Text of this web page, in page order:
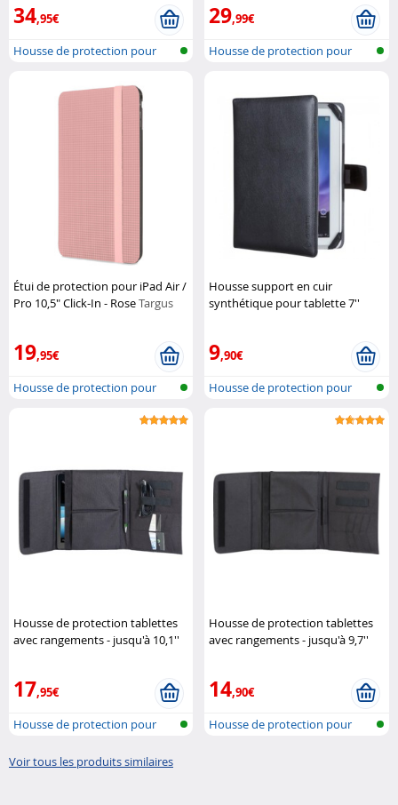
34,95€
Housse de protection pour
29,99€
Housse de protection pour
Étui de protection pour iPad Air /
Pro 10,5" Click-In - RoseTargus
19,95€
Housse de protection pour
Housse support en cuir
synthétique pour tablette 7''
9,90€
Housse de protection pour
Housse de protection tablettes
avec rangements - jusqu'à 10,1''
17,95€
Housse de protection pour
Housse de protection tablettes
avec rangements - jusqu'à 9,7''
14,90€
Housse de protection pour
Voir tous les produits similaires